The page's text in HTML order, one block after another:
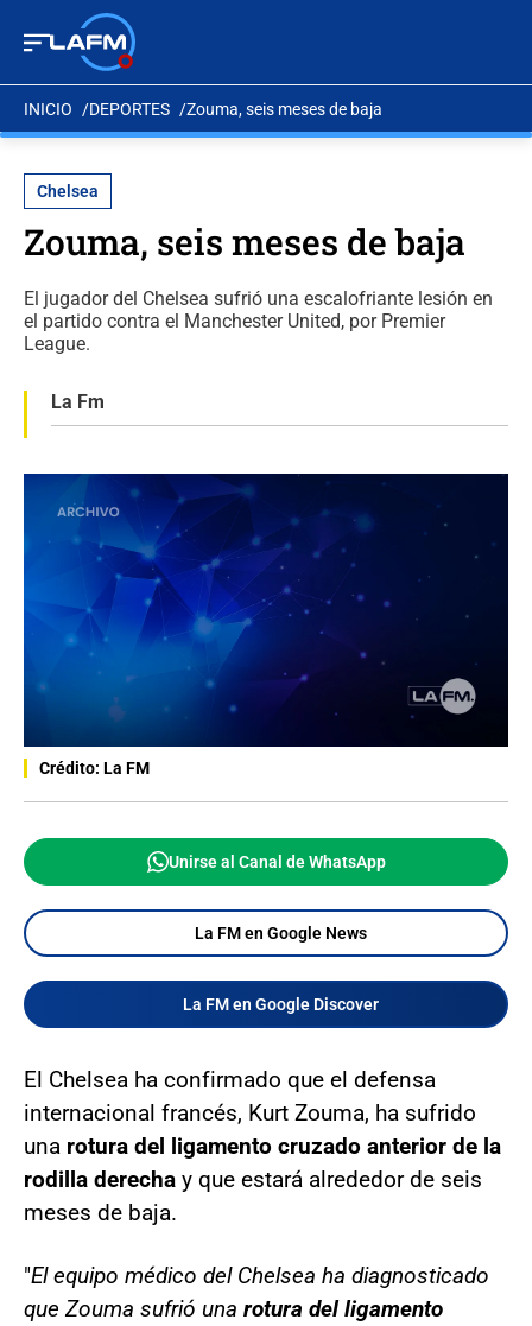
INICIO DEPORTES Zouma, seis meses de baja
Chelsea
Zouma, seis meses de baja
El jugador del Chelsea sufrió una escalofriante lesión en
el partido contra el Manchester United, por Premier
League.
La Fm
Crédito: La FM
Unirse al Canal de WhatsApp
La FM en Google News
La FM en Google Discover
El Chelsea ha confirmado que el defensa
internacional francés, Kurt Zouma, ha sufrido
una rotura del ligamento cruzado anterior de la
rodilla derecha y que estará alrededor de seis
meses de baja.
"El equipo médico del Chelsea ha diagnosticado
que Zouma sufrió una rotura del ligamento